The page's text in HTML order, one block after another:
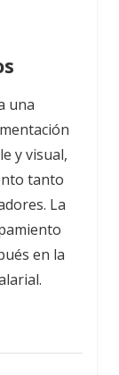
una
y visual,
tanto
La
en la